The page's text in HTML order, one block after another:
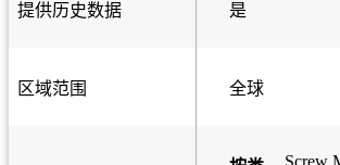
提供历史数据 是
区域范围 全球
Screw